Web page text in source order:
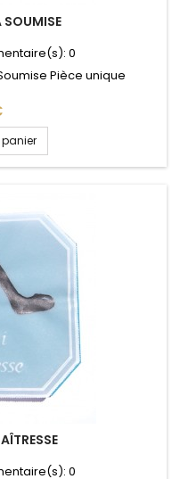
SOUMISE
0
Pièce unique
0